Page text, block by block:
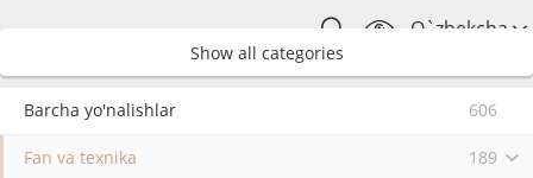
O`zbekcha
Show all categories
Barcha yo'nalishlar 606
Fan va texnika 189